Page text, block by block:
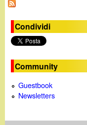
g
i
n
e
Condividi
Community
Guestbook
Newsletters